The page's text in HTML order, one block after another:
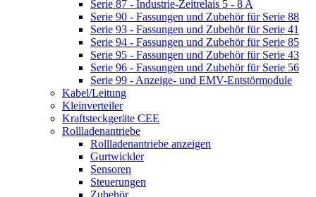
Serie 87 - Industrie-Zeitrelais 5 - 8 A
Serie 90 - Fassungen und Zubehör für Serie 88
Serie 93 - Fassungen und Zubehör für Serie 41
Serie 94 - Fassungen und Zubehör für Serie 85
Serie 95 - Fassungen und Zubehör für Serie 43
Serie 96 - Fassungen und Zubehör für Serie 56
Serie 99 - Anzeige- und EMV-Entstörmodule
Kabel/Leitung
Kleinverteiler
Kraftsteckgeräte CEE
Rollladenantriebe
Rollladenantriebe anzeigen
Gurtwickler
Sensoren
Steuerungen
Zubehör